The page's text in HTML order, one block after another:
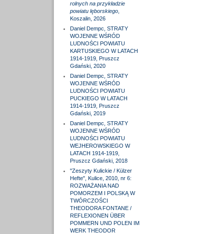
rolnych na przykładzie
powiatu lęborskiego,
Koszalin, 2026
Daniel Dempc, STRATY
WOJENNE WŚRÓD
LUDNOŚCI POWIATU
KARTUSKIEGO W LATACH
1914-1919, Pruszcz
Gdański, 2020
Daniel Dempc, STRATY
WOJENNE WŚRÓD
LUDNOŚCI POWIATU
PUCKIEGO W LATACH
1914-1919, Pruszcz
Gdański, 2019
Daniel Dempc, STRATY
WOJENNE WŚRÓD
LUDNOŚCI POWIATU
WEJHEROWSKIEGO W
LATACH 1914-1919,
Pruszcz Gdański, 2018
"Zeszyty Kulickie / Külzer
Hefte", Kulice, 2010, nr 6:
ROZWAŻANIA NAD
POMORZEM I POLSKĄ W
TWÓRCZOŚCI
THEODORA FONTANE /
REFLEXIONEN ÜBER
POMMERN UND POLEN IM
WERK THEODOR